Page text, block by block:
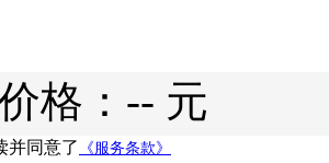
格： -- 元
并同意了 《服务条款》